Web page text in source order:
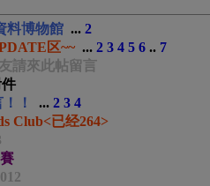
料博物館 ... 2
区~~ ... 2 3 4 5 6 .. 7
請來此帖留言
！ ... 2 3 4
Club<已经264>